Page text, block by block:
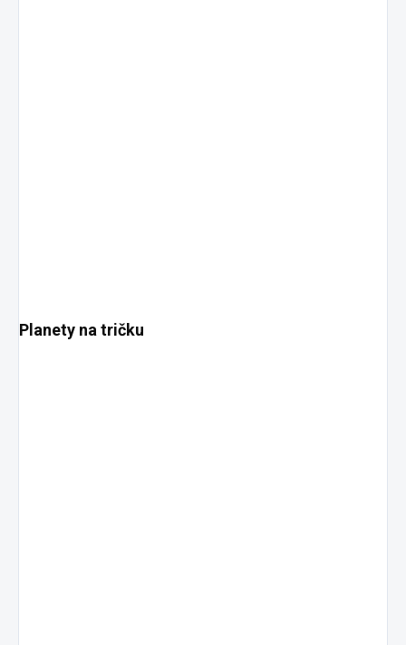
Planety na tričku